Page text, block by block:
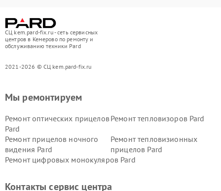
СЦ kem.pard-fix.ru - сеть сервисных
центров в Кемерово по ремонту и
обслуживанию техники Pard
2021-2026 © СЦ kem.pard-fix.ru
Мы ремонтируем
Ремонт оптических прицелов
Pard
Ремонт тепловизоров Pard
Ремонт прицелов ночного
видения Pard
Ремонт тепловизионных
прицелов Pard
Ремонт цифровых монокуляров Pard
Контакты сервис центра